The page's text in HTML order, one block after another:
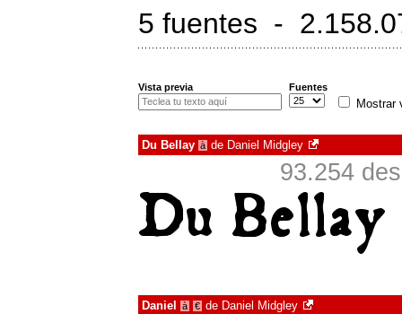
5 fuentes -
Vista previa Fuentes
Mostrar
Du Bellay à de Daniel Midgley
93.254
Daniel à € de Daniel Midgley